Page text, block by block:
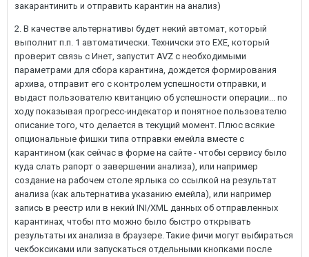
закарантинить и отправить карантин на анализ)
2. В качестве альтернативы будет некий автомат, который
выполнит п.п. 1 автоматически. Техничски это EXE, который
проверит связь с Инет, запустит AVZ с необходимыми
параметрами для сбора карантина, дождется формирования
архива, отправит его с контролем успешности отправки, и
выдаст пользователю квитанцию об успешности операции... по
ходу показывая прогресс-индекатор и понятное пользователю
описание того, что делается в текущий момент. Плюс всякие
опциональные фишки типа отправки емейла вместе с
карантином (как сейчас в форме на сайте - чтобы сервису было
куда слать рапорт о завершении анализа), или например
создание на рабочем столе ярлыка со ссылкой на результат
анализа (как альтернатива указанию емейла), или например
запись в реестр или в некий INI/XML данных об отправленных
карантинах, чтобы пто можно было быстро открывать
результаты их анализа в браузере. Такие фичи могут выбираться
чекбоксиками или запускаться отдельными кнопками после